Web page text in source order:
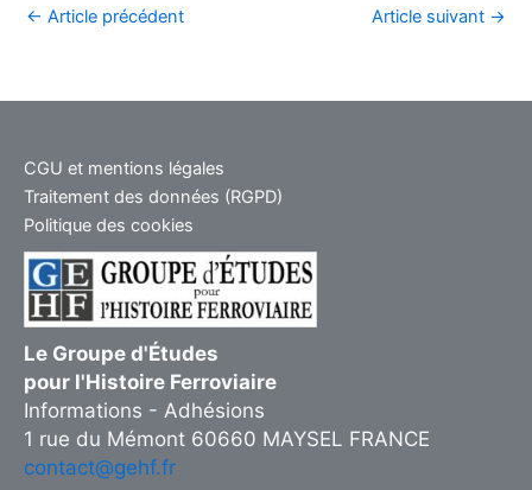
← Article précédent Article suivant →
CGU et mentions légales
Traitement des données (RGPD)
Politique des cookies
Le Groupe d'Études
pour l'Histoire Ferroviaire
Informations - Adhésions
1 rue du Mémont 60660 MAYSEL FRANCE
contact@gehf.fr